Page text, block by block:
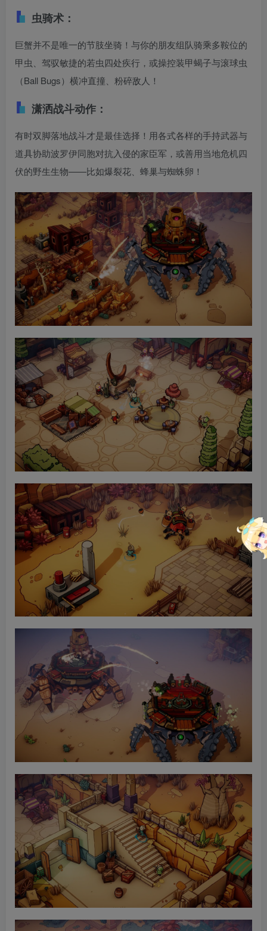
虫骑术：
巨蟹并不是唯一的节肢坐骑！与你的朋友组队骑乘多鞍位的
甲虫、驾驭敏捷的若虫四处疾行，或操控装甲蝎子与滚球虫
（Ball Bugs）横冲直撞、粉碎敌人！
潇洒战斗动作：
有时双脚落地战斗才是最佳选择！用各式各样的手持武器与
道具协助波罗伊同胞对抗入侵的家臣军，或善用当地危机四
伏的野生生物——比如爆裂花、蜂巢与蜘蛛卵！